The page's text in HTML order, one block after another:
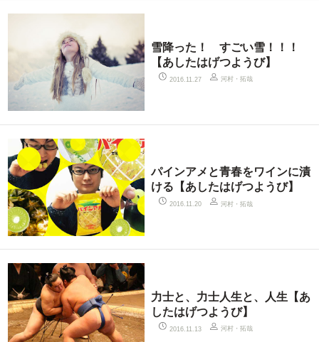
雪降った！ すごい雪！！！
【あしたはげつようび】
2016.11.27 河村・拓哉
パインアメと青春をワインに漬
ける【あしたはげつようび】
2016.11.20 河村・拓哉
力士と、力士人生と、人生【あ
したはげつようび】
2016.11.13 河村・拓哉